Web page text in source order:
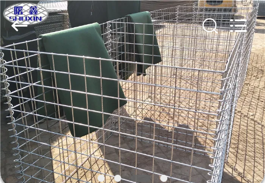
HEIM
PRODUKTE
ÜBER
UNS
Wire
Mesh
Co.,
Ltd..
All
Rights
Reserved.